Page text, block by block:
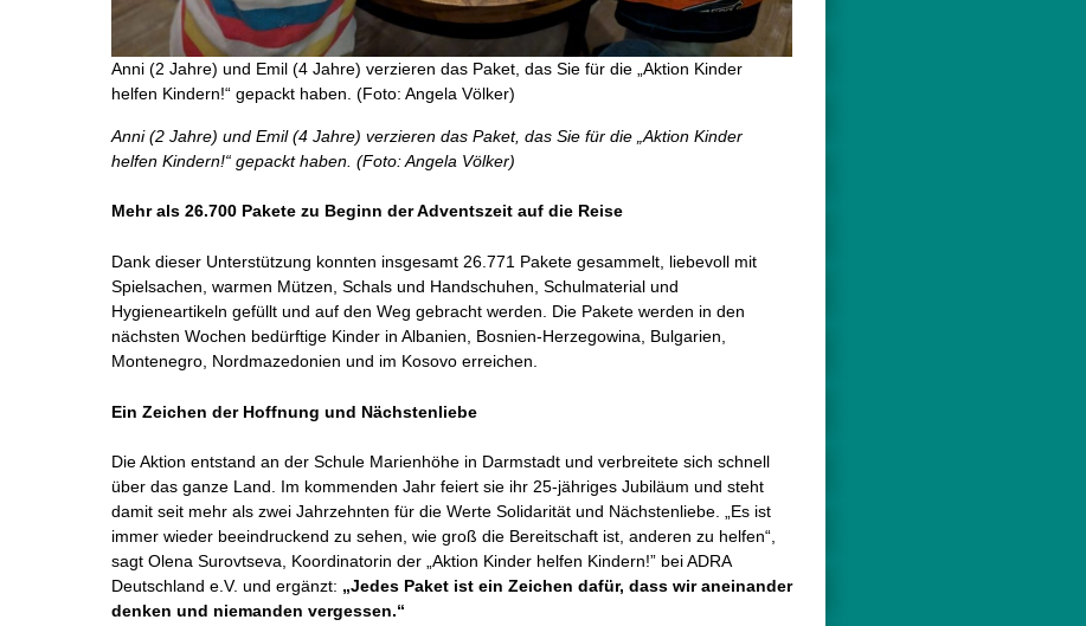
Anni (2 Jahre) und Emil (4 Jahre) verzieren das Paket, das Sie für die „Aktion Kinder
helfen Kindern!“ gepackt haben. (Foto: Angela Völker)
Anni (2 Jahre) und Emil (4 Jahre) verzieren das Paket, das Sie für die „Aktion Kinder
helfen Kindern!“ gepackt haben. (Foto: Angela Völker)
Mehr als 26.700 Pakete zu Beginn der Adventszeit auf die Reise
Dank dieser Unterstützung konnten insgesamt 26.771 Pakete gesammelt, liebevoll mit
Spielsachen, warmen Mützen, Schals und Handschuhen, Schulmaterial und
Hygieneartikeln gefüllt und auf den Weg gebracht werden. Die Pakete werden in den
nächsten Wochen bedürftige Kinder in Albanien, Bosnien-Herzegowina, Bulgarien,
Montenegro, Nordmazedonien und im Kosovo erreichen.
Ein Zeichen der Hoffnung und Nächstenliebe
Die Aktion entstand an der Schule Marienhöhe in Darmstadt und verbreitete sich schnell
über das ganze Land. Im kommenden Jahr feiert sie ihr 25-jähriges Jubiläum und steht
damit seit mehr als zwei Jahrzehnten für die Werte Solidarität und Nächstenliebe. „Es ist
immer wieder beeindruckend zu sehen, wie groß die Bereitschaft ist, anderen zu helfen“,
sagt Olena Surovtseva, Koordinatorin der „Aktion Kinder helfen Kindern!” bei ADRA
Deutschland e.V. und ergänzt: „Jedes Paket ist ein Zeichen dafür, dass wir aneinander
denken und niemanden vergessen.“